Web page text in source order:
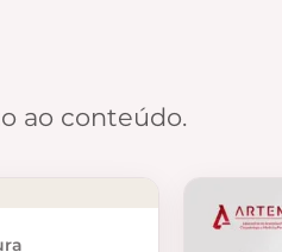
ao conteúdo.